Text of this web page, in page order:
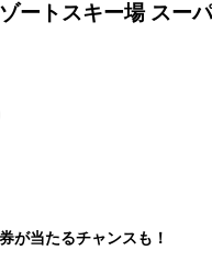
ートスキー場 スー
が当たるチャンスも！